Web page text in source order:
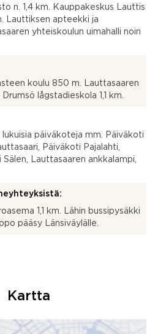
n. 1,4 km. Kauppakeskus Lauttis
Lauttiksen apteekki ja
yhteiskoulun uimahalli noin
koulu 850 m. Lauttasaaren
lågstadieskola 1,1 km.
lukuisia päiväkoteja mm. Päiväkoti
Päiväkoti Pajalahti,
Lauttasaaren ankkalampi,
1,1 km. Lähin bussipysäkki
pääsy Länsiväylälle.
Kartta